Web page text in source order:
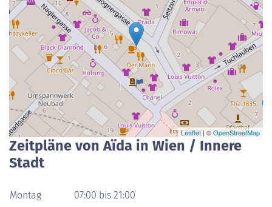
Leaflet | ©OpenStreetMap
Zeitpläne von Aïda in Wien / Innere
Stadt
Montag
07:00 bis 21:00